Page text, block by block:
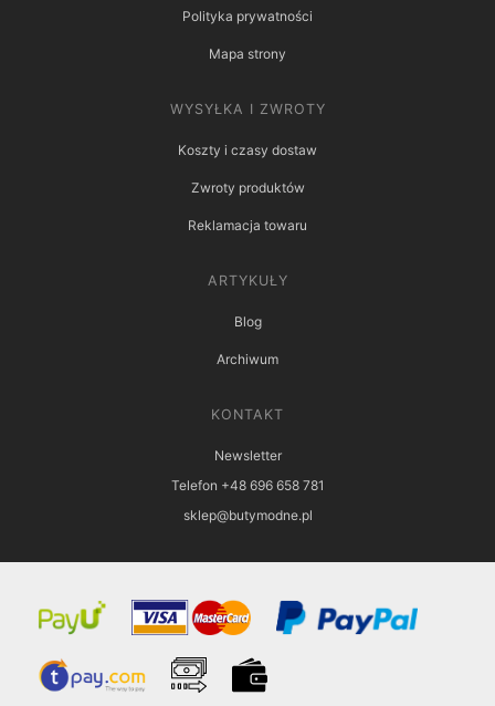
Polityka prywatności
Mapa strony
WYSYŁKA I ZWROTY
Koszty i czasy dostaw
Zwroty produktów
Reklamacja towaru
ARTYKUŁY
Blog
Archiwum
KONTAKT
Newsletter
Telefon +48 696 658 781
sklep@butymodne.pl